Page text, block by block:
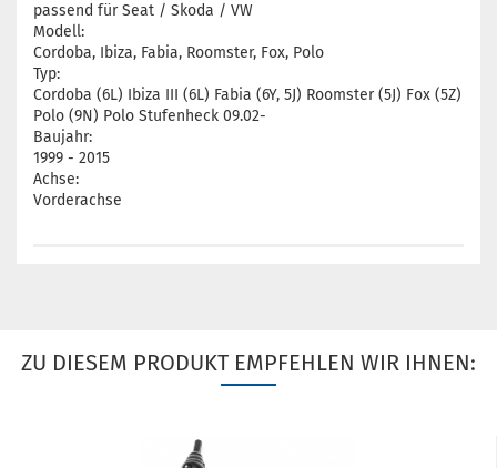
passend für Seat / Skoda / VW
Modell:
Cordoba, Ibiza, Fabia, Roomster, Fox, Polo
Typ:
Cordoba (6L) Ibiza III (6L) Fabia (6Y, 5J) Roomster (5J) Fox (5Z)
Polo (9N) Polo Stufenheck 09.02-
Baujahr:
1999 - 2015
Achse:
Vorderachse
ZU DIESEM PRODUKT EMPFEHLEN WIR IHNEN: